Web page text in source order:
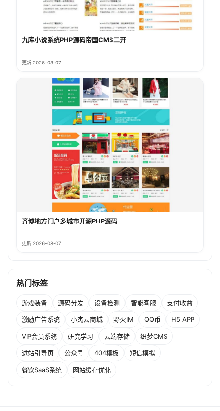
九库小说系统PHP源码帝国CMS二开
更新 2026-08-07
齐博地方门户多城市开源PHP源码
更新 2026-08-07
热门标签
游戏装备 源码分发 设备检测 智能客服 支付收益
激励广告系统 小杰云商城 野火IM QQ币 H5 APP
VIP会员系统 研究学习 云端存储 织梦CMS
进站引导页 公众号 404模板 短信模拟
餐饮SaaS系统 网站缓存优化